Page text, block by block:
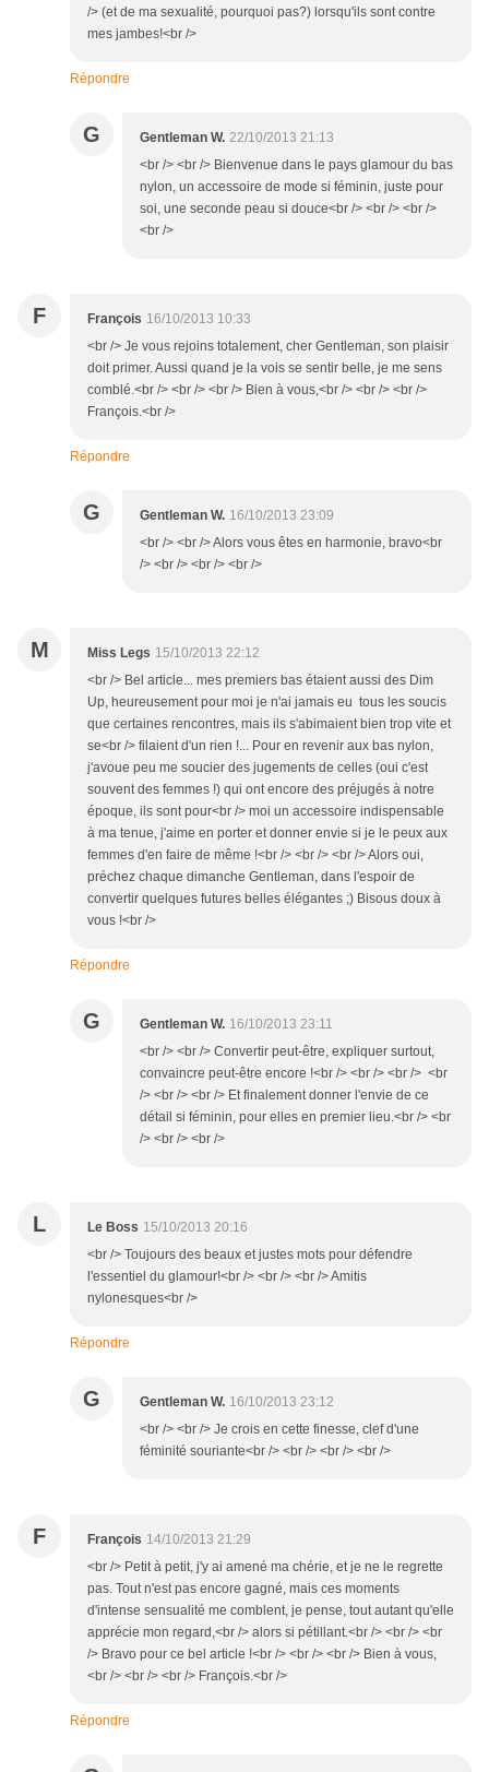
/> (et de ma sexualité, pourquoi pas?) lorsqu'ils sont contre
mes jambes!<br />
Répondre
G Gentleman W. 22/10/2013 21:13
<br /> <br /> Bienvenue dans le pays glamour du bas
nylon, un accessoire de mode si féminin, juste pour
soi, une seconde peau si douce<br /> <br /> <br />
<br />
F François 16/10/2013 10:33
<br /> Je vous rejoins totalement, cher Gentleman, son plaisir
doit primer. Aussi quand je la vois se sentir belle, je me sens
comblé.<br /> <br /> <br /> Bien à vous,<br /> <br /> <br />
François.<br />
Répondre
G Gentleman W. 16/10/2013 23:09
<br /> <br /> Alors vous êtes en harmonie, bravo<br
/> <br /> <br /> <br />
M Miss Legs 15/10/2013 22:12
<br /> Bel article... mes premiers bas étaient aussi des Dim
Up, heureusement pour moi je n'ai jamais eu tous les soucis
que certaines rencontres, mais ils s'abimaient bien trop vite et
se<br /> filaient d'un rien !... Pour en revenir aux bas nylon,
j'avoue peu me soucier des jugements de celles (oui c'est
souvent des femmes !) qui ont encore des préjugés à notre
époque, ils sont pour<br /> moi un accessoire indispensable
à ma tenue, j'aime en porter et donner envie si je le peux aux
femmes d'en faire de même !<br /> <br /> <br /> Alors oui,
préchez chaque dimanche Gentleman, dans l'espoir de
convertir quelques futures belles élégantes ;) Bisous doux à
vous !<br />
Répondre
G Gentleman W. 16/10/2013 23:11
<br /> <br /> Convertir peut-être, expliquer surtout,
convaincre peut-être encore !<br /> <br /> <br /> <br
/> <br /> <br /> Et finalement donner l'envie de ce
détail si féminin, pour elles en premier lieu.<br /> <br
/> <br /> <br />
L Le Boss 15/10/2013 20:16
<br /> Toujours des beaux et justes mots pour défendre
l'essentiel du glamour!<br /> <br /> <br /> Amitis
nylonesques<br />
Répondre
G Gentleman W. 16/10/2013 23:12
<br /> <br /> Je crois en cette finesse, clef d'une
féminité souriante<br /> <br /> <br /> <br />
F François 14/10/2013 21:29
<br /> Petit à petit, j'y ai amené ma chérie, et je ne le regrette
pas. Tout n'est pas encore gagné, mais ces moments
d'intense sensualité me comblent, je pense, tout autant qu'elle
apprécie mon regard,<br /> alors si pétillant.<br /> <br /> <br
/> Bravo pour ce bel article !<br /> <br /> <br /> Bien à vous,
<br /> <br /> <br /> François.<br />
Répondre